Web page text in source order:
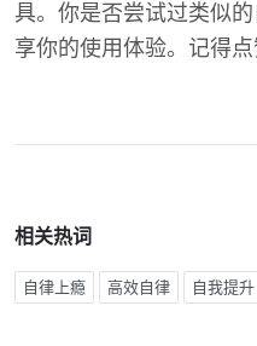
具。你是否尝试过类似
享你的使用体验。记得点
相关热词
自律上瘾 高效自律 自我提升